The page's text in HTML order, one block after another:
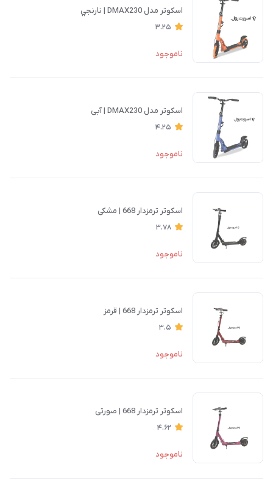
اسكوتر مدل DMAX230 | نارنجي
3.25
ناموجود
اسكوتر مدل DMAX230 | آبی
4.25
ناموجود
اسکوتر ترمزدار 668 | مشکی
3.78
ناموجود
اسکوتر ترمزدار 668 | قرمز
3.5
ناموجود
اسکوتر ترمزدار 668 | صورتی
4.62
ناموجود